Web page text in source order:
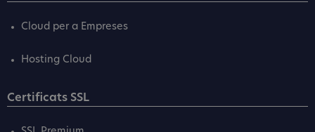
Cloud per a Empreses
Hosting Cloud
Certificats SSL